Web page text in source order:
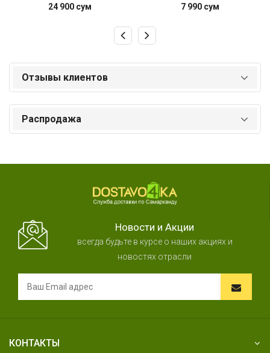
24 900 сум
7 990 сум
Отзывы клиентов
Распродажа
Новости и Акции
всегда будьте в курсе о наших акциях и
новостях отрасли
КОНТАКТЫ